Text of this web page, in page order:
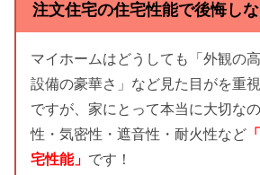
注文住宅の住宅性能で後悔し
マイホームはどうしても「外観の
設備の豪華さ」など見た目がを重
ですが、家にとって本当に大切な
性・気密性・遮音性・耐火性など
宅性能」 です！